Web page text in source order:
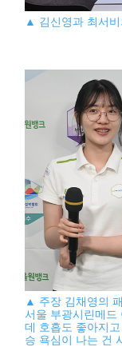
▲ 김신영과 최서비
▲ 주장 김채영의
서울 부광시린메드
데 호흡도 좋아지
승 욕심이 나는 건